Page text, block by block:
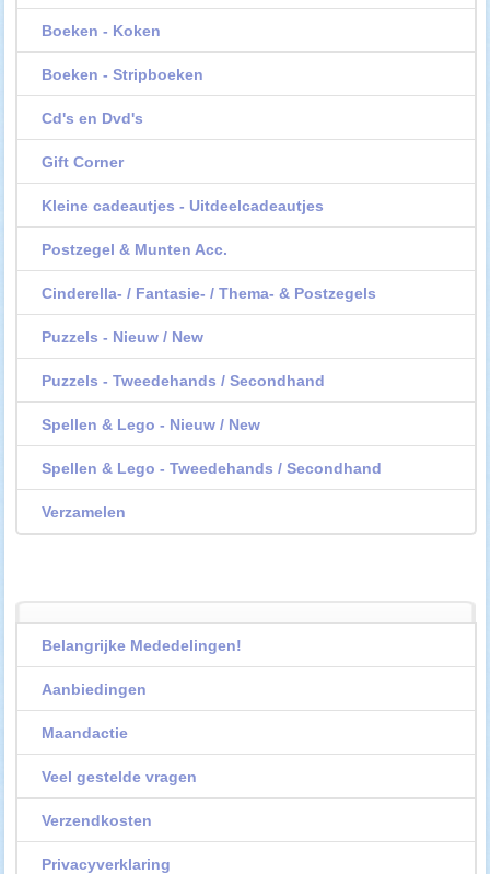
Boeken - Koken
Boeken - Stripboeken
Cd's en Dvd's
Gift Corner
Kleine cadeautjes - Uitdeelcadeautjes
Postzegel & Munten Acc.
Cinderella- / Fantasie- / Thema- & Postzegels
Puzzels - Nieuw / New
Puzzels - Tweedehands / Secondhand
Spellen & Lego - Nieuw / New
Spellen & Lego - Tweedehands / Secondhand
Verzamelen
Belangrijke Mededelingen!
Aanbiedingen
Maandactie
Veel gestelde vragen
Verzendkosten
Privacyverklaring